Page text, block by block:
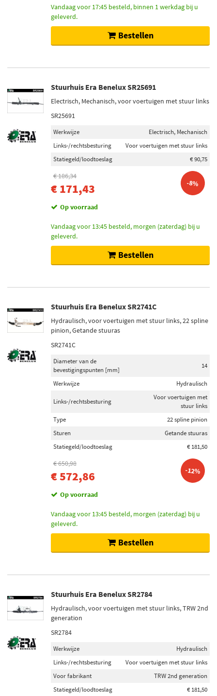
Vandaag voor 17:45 besteld, binnen 1 werkdag bij u
geleverd.
Bestellen
Stuurhuis Era Benelux SR25691
Electrisch, Mechanisch, voor voertuigen met stuur links
SR25691
Werkwijze
Electrisch, Mechanisch
Links-/rechtsbesturing
Voor voertuigen met stuur links
Statiegeld/loodtoeslag
€ 90,75
€ 186,34
€ 171,43 -8%
Op voorraad
Vandaag voor 13:45 besteld, morgen (zaterdag) bij u
geleverd.
Bestellen
Stuurhuis Era Benelux SR2741C
Hydraulisch, voor voertuigen met stuur links, 22 spline
pinion, Getande stuuras
SR2741C
Diameter van de
bevestigingspunten [mm]
14
Werkwijze Hydraulisch
Links-/rechtsbesturing
Voor voertuigen met
stuur links
Type
22 spline pinion
Sturen
Getande stuuras
Statiegeld/loodtoeslag
€ 181,50
€ 650,98
€ 572,86 -12%
Op voorraad
Vandaag voor 13:45 besteld, morgen (zaterdag) bij u
geleverd.
Bestellen
Stuurhuis Era Benelux SR2784
Hydraulisch, voor voertuigen met stuur links, TRW 2nd
generation
SR2784
Werkwijze
Hydraulisch
Links-/rechtsbesturing
Voor voertuigen met stuur links
Voor fabrikant
TRW 2nd generation
Statiegeld/loodtoeslag
€ 181,50